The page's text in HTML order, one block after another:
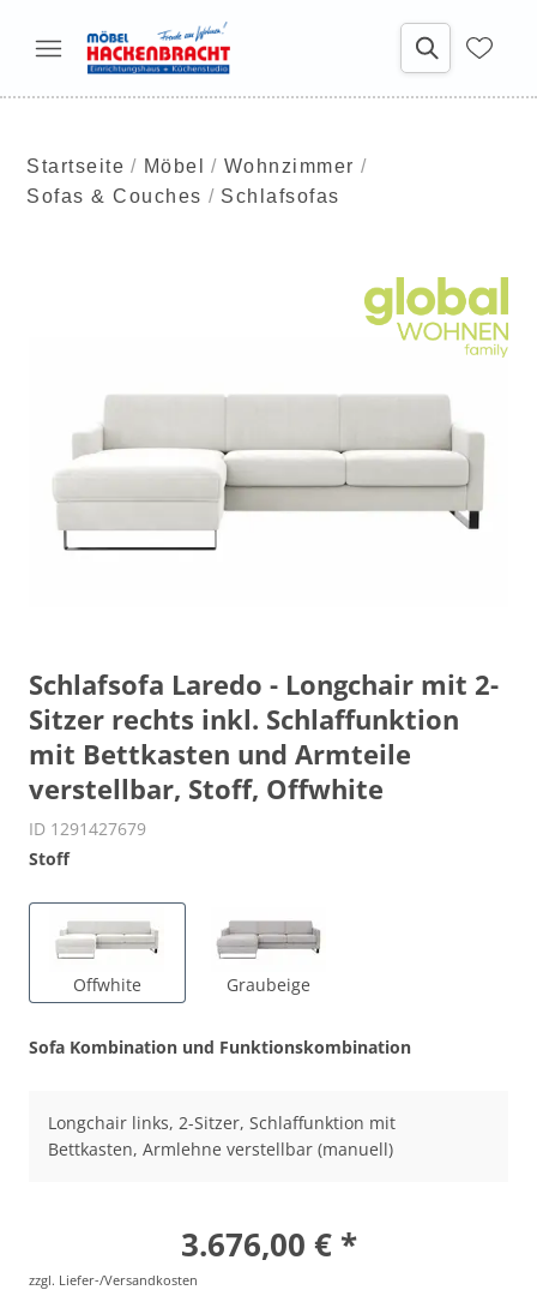
Startseite Möbel
Wohnzimmer
Sofas & Couches
Schlafsofas
Schlafsofa Laredo - Longchair mit 2-
Sitzer rechts inkl. Schlaffunktion
mit Bettkasten und Armteile
verstellbar, Stoff, Offwhite
ID 1291427679
Stoff
Offwhite Graubeige
Sofa Kombination und Funktionskombination
Longchair links, 2-Sitzer, Schlaffunktion mit
Bettkasten, Armlehne verstellbar (manuell)
3.676,00 € *
zzgl. Liefer-/Versandkosten